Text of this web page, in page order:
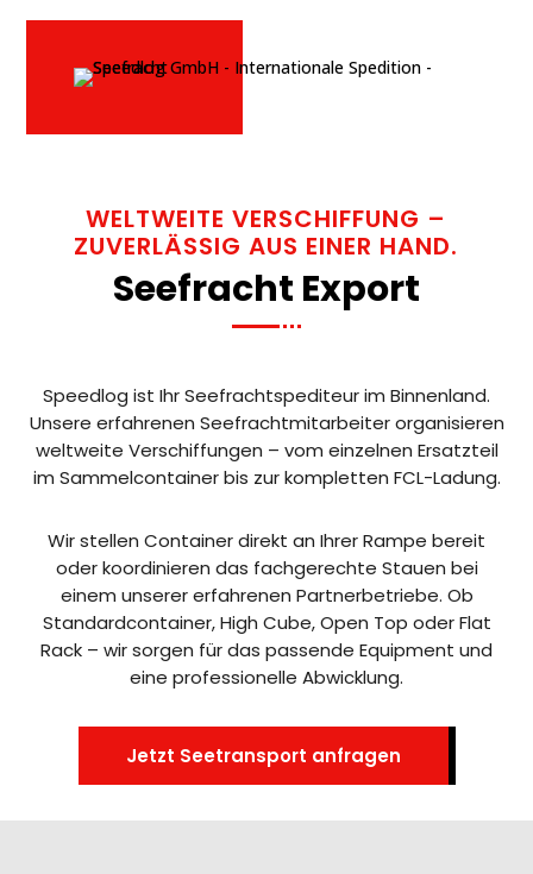
WELTWEITE VERSCHIFFUNG –
ZUVERLÄSSIG AUS EINER HAND.
Seefracht Export
Speedlog ist Ihr Seefrachtspediteur im Binnenland.
Unsere erfahrenen Seefrachtmitarbeiter organisieren
weltweite Verschiffungen – vom einzelnen Ersatzteil
im Sammelcontainer bis zur kompletten FCL-Ladung.
Wir stellen Container direkt an Ihrer Rampe bereit
oder koordinieren das fachgerechte Stauen bei
einem unserer erfahrenen Partnerbetriebe. Ob
Standardcontainer, High Cube, Open Top oder Flat
Rack – wir sorgen für das passende Equipment und
eine professionelle Abwicklung.
Jetzt Seetransport anfragen